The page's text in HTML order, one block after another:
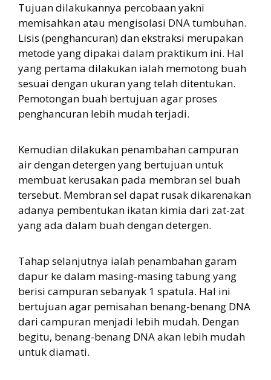
Tujuan dilakukannya percobaan yakni
memisahkan atau mengisolasi DNA tumbuhan.
Lisis (penghancuran) dan ekstraksi merupakan
metode yang dipakai dalam praktikum ini. Hal
yang pertama dilakukan ialah memotong buah
sesuai dengan ukuran yang telah ditentukan.
Pemotongan buah bertujuan agar proses
penghancuran lebih mudah terjadi.
Kemudian dilakukan penambahan campuran
air dengan detergen yang bertujuan untuk
membuat kerusakan pada membran sel buah
tersebut. Membran sel dapat rusak dikarenakan
adanya pembentukan ikatan kimia dari zat-zat
yang ada dalam buah dengan detergen.
Tahap selanjutnya ialah penambahan garam
dapur ke dalam masing-masing tabung yang
berisi campuran sebanyak 1 spatula. Hal ini
bertujuan agar pemisahan benang-benang DNA
dari campuran menjadi lebih mudah. Dengan
begitu, benang-benang DNA akan lebih mudah
untuk diamati.